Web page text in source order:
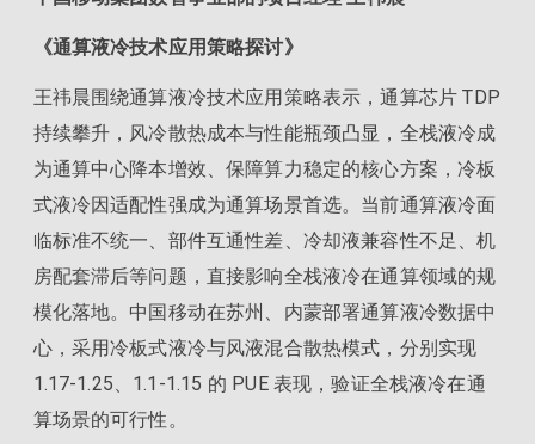
《通算液冷技术应用策略探讨》
王祎晨围绕通算液冷技术应用策略表示，通算芯片 TDP
持续攀升，风冷散热成本与性能瓶颈凸显，全栈液冷成
为通算中心降本增效、保障算力稳定的核心方案，冷板
式液冷因适配性强成为通算场景首选。当前通算液冷面
临标准不统一、部件互通性差、冷却液兼容性不足、机
房配套滞后等问题，直接影响全栈液冷在通算领域的规
模化落地。中国移动在苏州、内蒙部署通算液冷数据中
心，采用冷板式液冷与风液混合散热模式，分别实现
1.17-1.25、1.1-1.15 的 PUE 表现，验证全栈液冷在通
算场景的可行性。